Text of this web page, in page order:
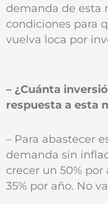
demanda de esta
condiciones para
vuelva loca por
– ¿Cuánta
respuesta a esta
– Para abastecer
demanda sin
crecer un 50% por
35% por año. No